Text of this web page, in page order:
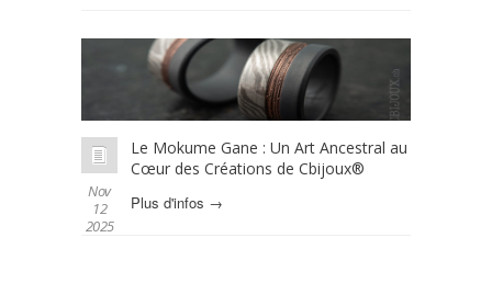
Nov
12
2025
Le Mokume Gane : Un Art Ancestral au
Cœur des Créations de Cbijoux®
Plus d'infos →